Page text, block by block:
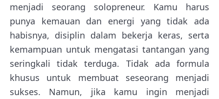
menjadi seorang solopreneur. Kamu harus
punya kemauan dan energi yang tidak ada
habisnya, disiplin dalam bekerja keras, serta
kemampuan untuk mengatasi tantangan yang
seringkali tidak terduga. Tidak ada formula
khusus untuk membuat seseorang menjadi
sukses. Namun, jika kamu ingin menjadi